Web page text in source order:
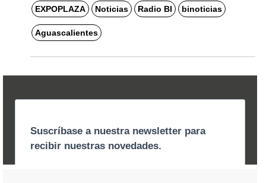
EXPOPLAZA Noticias Radio BI binoticias
Aguascalientes